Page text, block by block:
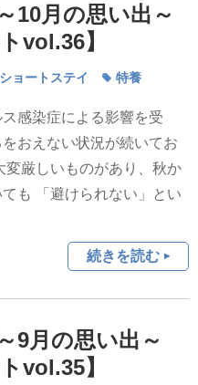
10月の思い出～
vol.36】
ショートステイ 特養
感染症による影響を受
おえない状況が続いてお
変厳しいものがあり、秋か
も 「避けられない」とい
続きを読む
9月の思い出～
vol.35】